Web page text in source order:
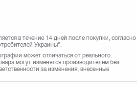
в течение 14 дней после покупки, согласно
Украины".
может отличаться от реального.
могут изменятся производителем без
за изменения, внесенные